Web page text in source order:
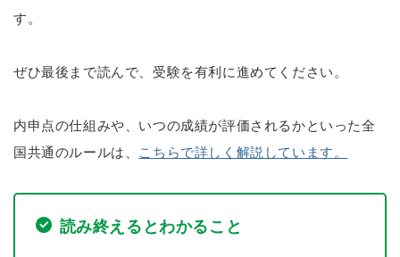
す。
ぜひ最後まで読んで、受験を有利に進めてください。
内申点の仕組みや、いつの成績が評価されるかといった全
国共通のルールは、 こちらで詳しく解説しています。
読み終えるとわかること